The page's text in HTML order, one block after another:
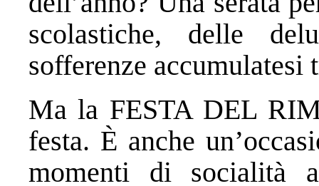
scolastiche, delle
sofferenze accumulatesi
Ma la FESTA DEL
festa. È anche
momenti di socialità